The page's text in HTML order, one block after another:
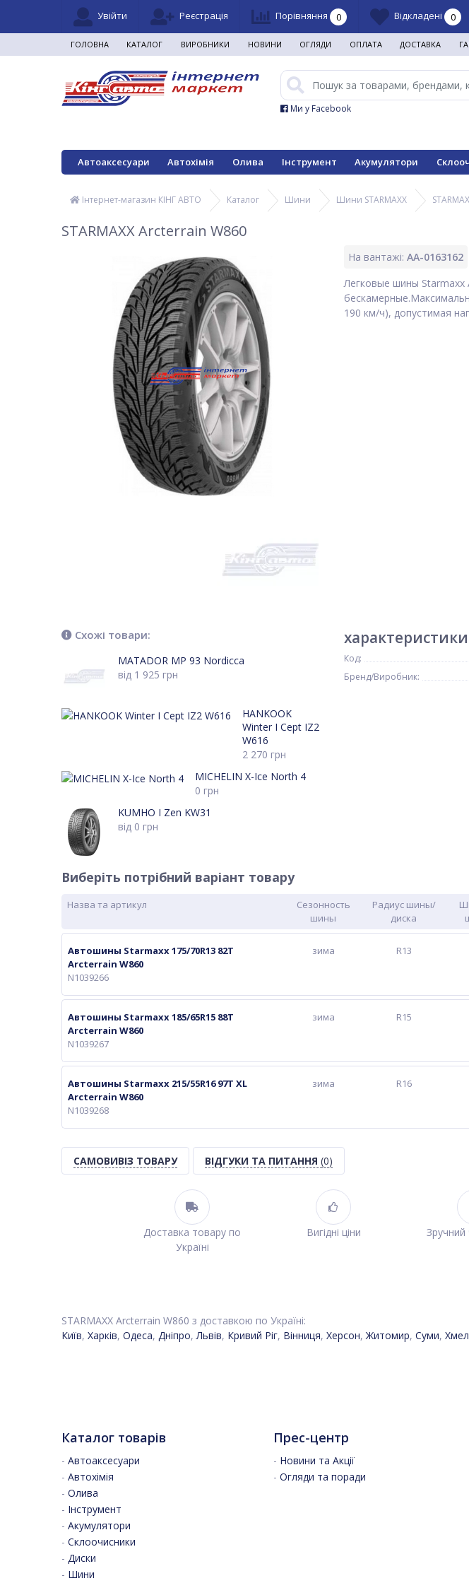
Увійти Реєстрація Порівняння 0 Відкладені 0
ГОЛОВНА КАТАЛОГ ВИРОБНИКИ НОВИНИ ОГЛЯДИ ОПЛАТА ДОСТАВКА
Ми у Facebook
Автоаксесуари Автохімія Олива Інструмент Акумулятори
Інтернет-магазин КІНГ АВТО Каталог Шини Шини STARMAXX
STARMAXX Arcterrain W860
На вантажі: AA-0163162
Легковые шины Starmaxx
190 км/ч), допустимая
Схожі товари:
MATADOR MP 93 Nordicca
від 1 925 грн
HANKOOK
Winter I Cept IZ2
W616
2 270 грн
MICHELIN X-Ice North 4
0 грн
KUMHO I Zen KW31
від 0 грн
характеристики
Код:
Бренд/Виробник:
Виберіть потрібний варіант товару
Назва та артикул
Сезонность
шины
Радиус шины/
диска
Автошины Starmaxx 175/70R13 82T
Arcterrain W860
N1039266
зима R13
Автошины Starmaxx 185/65R15 88T
Arcterrain W860
N1039267
зима R15
Автошины Starmaxx 215/55R16 97T XL
Arcterrain W860
N1039268
зима R16
САМОВИВІЗ ТОВАРУ ВІДГУКИ ТА ПИТАННЯ (0)
Доставка товару по
Україні
Вигідні ціни
STARMAXX Arcterrain W860 з доставкою по Україні:
Київ, Харків, Одеса, Дніпро,Львів, Кривий Ріг, Вінниця, Херсон,Житомир, Суми,
Каталог товарів
- Автоаксесуари
- Автохімія
- Олива
- Інструмент
- Акумулятори
- Склоочисники
- Диски
- Шини
Прес-центр
- Новини та Акції
- Огляди та поради